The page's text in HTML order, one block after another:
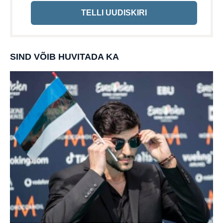
TELLI UUDISKIRI
SIND VÕIB HUVITADA KA